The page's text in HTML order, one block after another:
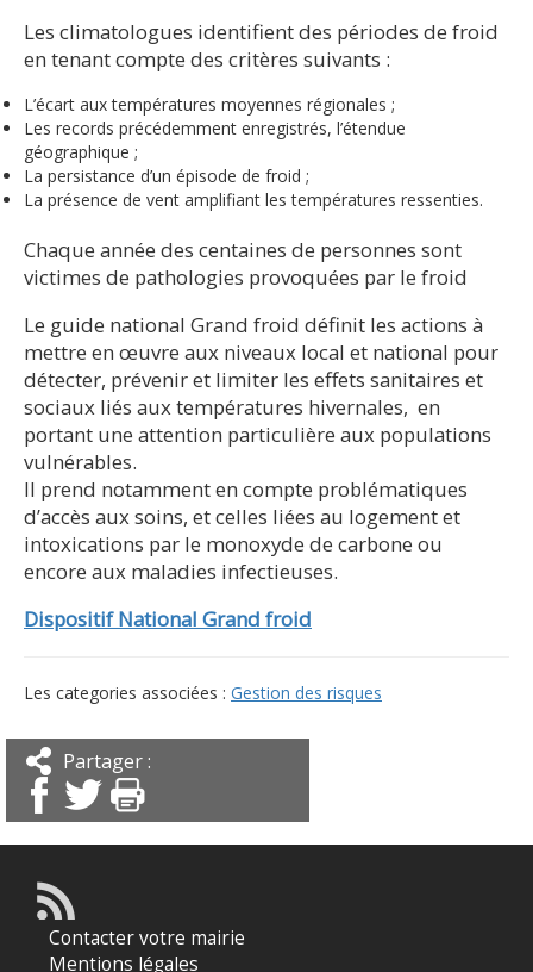
Les climatologues identifient des périodes de froid
en tenant compte des critères suivants :
L’écart aux températures moyennes régionales ;
Les records précédemment enregistrés, l’étendue
géographique ;
La persistance d’un épisode de froid ;
La présence de vent amplifiant les températures ressenties.
Chaque année des centaines de personnes sont
victimes de pathologies provoquées par le froid
Le guide national Grand froid définit les actions à
mettre en œuvre aux niveaux local et national pour
détecter, prévenir et limiter les effets sanitaires et
sociaux liés aux températures hivernales, en
portant une attention particulière aux populations
vulnérables.
Il prend notamment en compte problématiques
d’accès aux soins, et celles liées au logement et
intoxications par le monoxyde de carbone ou
encore aux maladies infectieuses.
Dispositif National Grand froid
Les categories associées : Gestion des risques
Partager :
Contacter votre mairie
Mentions légales